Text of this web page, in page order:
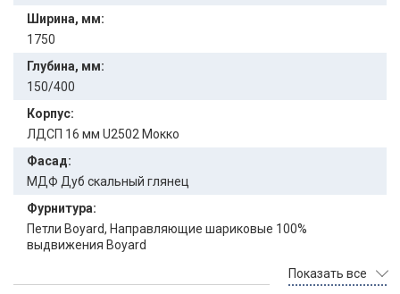
Ширина, мм:
1750
Глубина, мм:
150/400
Корпус:
ЛДСП 16 мм U2502 Мокко
Фасад:
МДФ Дуб скальный глянец
Фурнитура:
Петли Boyard, Направляющие шариковые 100%
выдвижения Boyard
Показать все